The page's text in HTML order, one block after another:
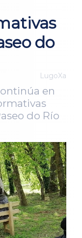
do
LugoXa
en
do Río